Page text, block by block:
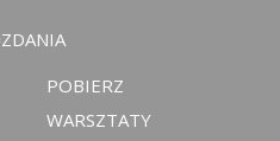
POBIERZ
WARSZTATY